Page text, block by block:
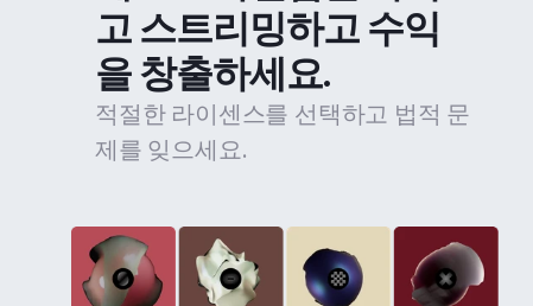
고 스트리밍하고 수익
을 창출하세요.
적절한 라이센스를 선택하고 법적 문
제를 잊으세요.